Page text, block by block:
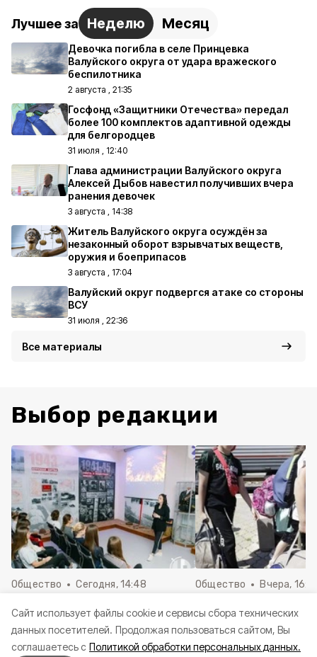
Cайт использует файлы cookie и сервисы сбора технических
данных посетителей. Продолжая пользоваться сайтом, Вы
соглашаетесь с Политикой обработки персональных данных.
Лучшее за Неделю Месяц
Девочка погибла в селе Принцевка
Валуйского округа от удара вражеского
беспилотника
2 августа , 21:35
Госфонд «Защитники Отечества» передал
более 100 комплектов адаптивной одежды
для белгородцев
31 июля , 12:40
Глава администрации Валуйского округа
Алексей Дыбов навестил получивших вчера
ранения девочек
3 августа , 14:38
Житель Валуйского округа осуждён за
незаконный оборот взрывчатых веществ,
оружия и боеприпасов
3 августа , 17:04
Валуйский округ подвергся атаке со стороны
ВСУ
31 июля , 22:36
Все материалы
Выбор редакции
Общество Сегодня, 14:48
области вышли в финал
Всероссийского конкурса
школьных музеев
Общество Вчера,
Шуваев рассказал
отправке детей
оздоровительные